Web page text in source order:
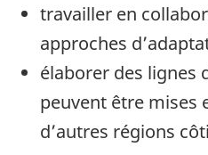
travailler en
approches
élaborer des lignes
peuvent être mises
d’autres régions